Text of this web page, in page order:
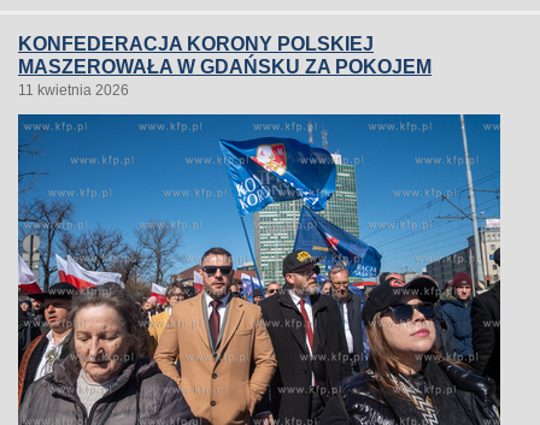
KONFEDERACJA KORONY POLSKIEJ
MASZEROWAŁA W GDAŃSKU ZA POKOJEM
11 kwietnia 2026